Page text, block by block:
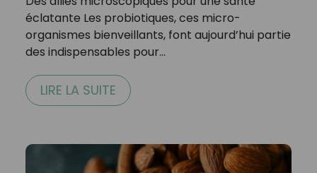
éclatante Les probiotiques, ces micro-
organismes bienveillants, font aujourd’hui partie
des indispensables pour…
LIRE LA SUITE